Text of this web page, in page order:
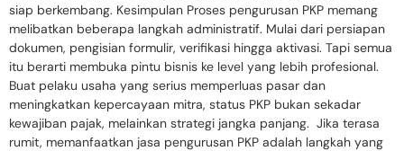
siap berkembang. Kesimpulan Proses pengurusan PKP memang
melibatkan beberapa langkah administratif. Mulai dari persiapan
dokumen, pengisian formulir, verifikasi hingga aktivasi. Tapi semua
itu berarti membuka pintu bisnis ke level yang lebih profesional.
Buat pelaku usaha yang serius memperluas pasar dan
meningkatkan kepercayaan mitra, status PKP bukan sekadar
kewajiban pajak, melainkan strategi jangka panjang. Jika terasa
rumit, memanfaatkan jasa pengurusan PKP adalah langkah yang